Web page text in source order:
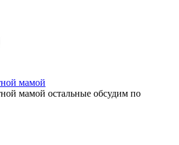
мамой
мамой остальные обсудим по